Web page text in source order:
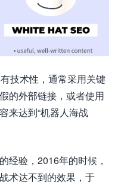
技术性，通常采用关键
的外部链接，或者使用
来达到“机器人海战
经验，2016年的时候，
术达不到的效果，于